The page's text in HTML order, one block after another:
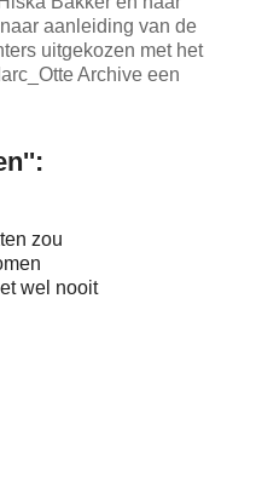
aanleiding van de
uitgekozen met het
Archive een
zou
wel nooit